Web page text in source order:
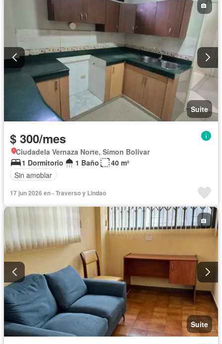
Suite
$ 300/mes
Ciudadela Vernaza Norte, Simon Bolivar
1 Dormitorio
1 Baño
40 m²
Sin amoblar
17 jun 2026 en - Traverso y Lindao
Suite